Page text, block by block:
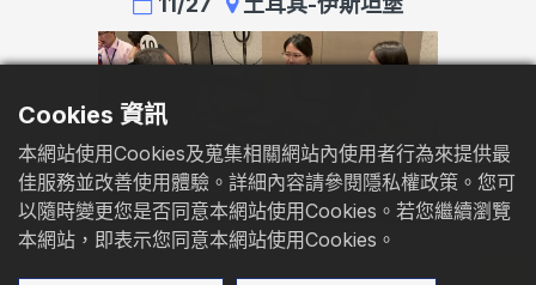
Previous Next
Cookies 資訊
本網站使用Cookies及蒐集相關網站內使用者行為來提供最
佳服務並改善使用體驗。詳細內容請參閱隱私權政策。您可
以隨時變更您是否同意本網站使用Cookies。若您繼續瀏覽
本網站，即表示您同意本網站使用Cookies。